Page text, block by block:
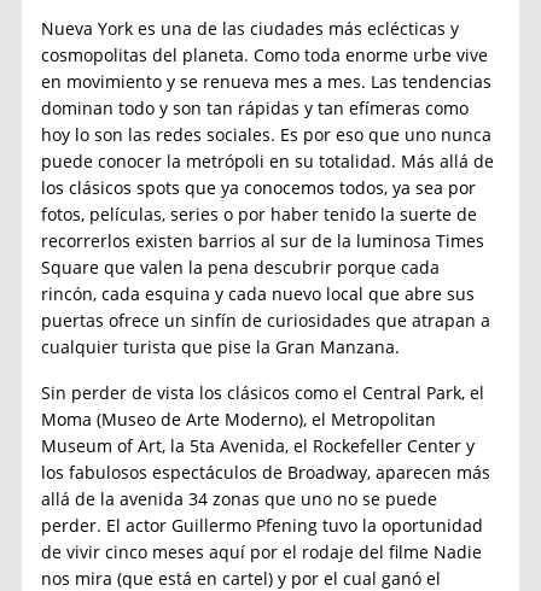
Nueva York es una de las ciudades más eclécticas y
cosmopolitas del planeta. Como toda enorme urbe vive
en movimiento y se renueva mes a mes. Las tendencias
dominan todo y son tan rápidas y tan efímeras como
hoy lo son las redes sociales. Es por eso que uno nunca
puede conocer la metrópoli en su totalidad. Más allá de
los clásicos spots que ya conocemos todos, ya sea por
fotos, películas, series o por haber tenido la suerte de
recorrerlos existen barrios al sur de la luminosa Times
Square que valen la pena descubrir porque cada
rincón, cada esquina y cada nuevo local que abre sus
puertas ofrece un sinfín de curiosidades que atrapan a
cualquier turista que pise la Gran Manzana.
Sin perder de vista los clásicos como el Central Park, el
Moma (Museo de Arte Moderno), el Metropolitan
Museum of Art, la 5ta Avenida, el Rockefeller Center y
los fabulosos espectáculos de Broadway, aparecen más
allá de la avenida 34 zonas que uno no se puede
perder. El actor Guillermo Pfening tuvo la oportunidad
de vivir cinco meses aquí por el rodaje del filme Nadie
nos mira (que está en cartel) y por el cual ganó el